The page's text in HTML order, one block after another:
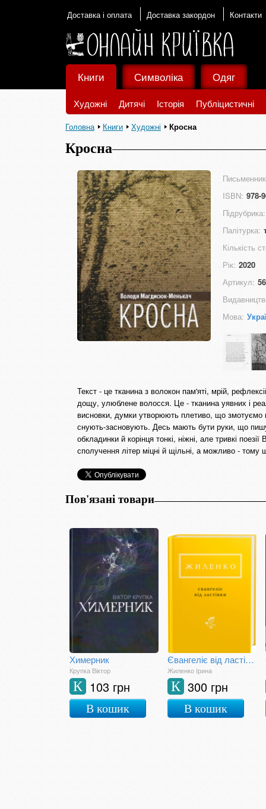
Доставка і оплата Доставка закордон Контакти
Книги
Художні Дитячі Історія Публіцистичні
Символіка Одяг
Головна Книги Художні Кросна
Кросна
ISBN: 978-
Підрубрика:
Палітурка:
Кількість
Рік: 2020
Артикул:
Мова:
Текст - це тканина з волокон пам'яті, мрій,
дощу, улюблене волосся. Це - тканина уявних і
висновки, думки утворюють плетиво, що змотуємо
снують-засновують. Десь мають бути руки, що
обкладинки й корінця тонкі, ніжні, але тривкі
сполучення літер міцні й щільні, а можливо -
Пов'язані товари
Химерник
Крупка Віктор
103 грн
К
В кошик
Євангеліє від ластівки
Жиленко Ірина
300 грн
К
В кошик